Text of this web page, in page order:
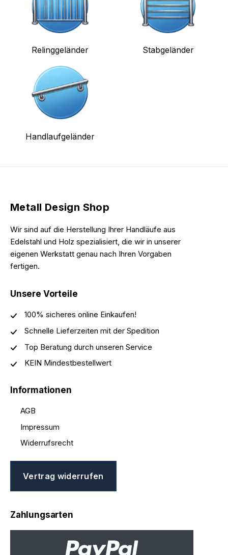
Relinggeländer Stabgeländer
Handlaufgeländer
Metall Design Shop
Wir sind auf die Herstellung Ihrer Handläufe aus
Edelstahl und Holz spezialisiert, die wir in unserer
eigenen Werkstatt genau nach Ihren Vorgaben
fertigen.
Unsere Vorteile
100% sicheres online Einkaufen!
Schnelle Lieferzeiten mit der Spedition
Top Beratung durch unseren Service
KEIN Mindestbestellwert
Informationen
AGB
Impressum
Widerrufsrecht
Vertrag widerrufen
Zahlungsarten